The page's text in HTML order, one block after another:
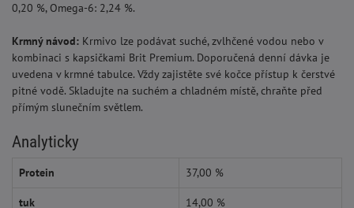
0,20 %, Omega-6: 2,24 %.
Krmný návod: Krmivo lze podávat suché, zvlhčené vodou nebo v
kombinaci s kapsičkami Brit Premium. Doporučená denní dávka je
uvedena v krmné tabulce. Vždy zajistěte své kočce přístup k čerstvé
pitné vodě. Skladujte na suchém a chladném místě, chraňte před
přímým slunečním světlem.
Analyticky
Protein 37,00 %
tuk 14,00 %